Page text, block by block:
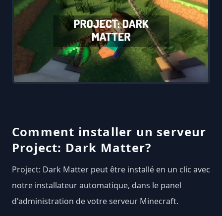
Comment installer un serveur
Project: Dark Matter?
Project: Dark Matter peut être installé en un clic avec
notre installateur automatique, dans le panel
d'administration de votre serveur Minecraft.